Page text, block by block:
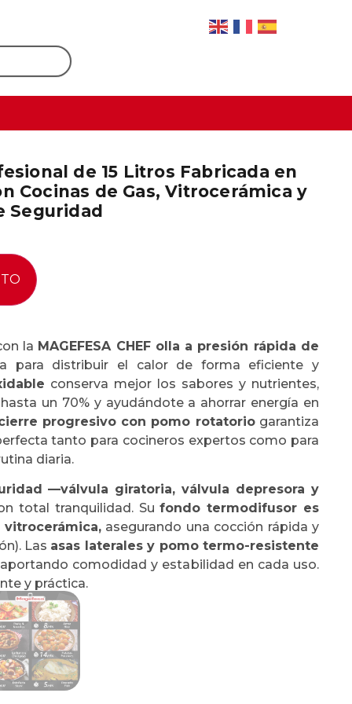
de 15 Litros Fabricada en
Cocinas de Gas, Vitrocerámica y
Seguridad
la MAGEFESA CHEF olla a presión rápida de
para distribuir el calor de forma eficiente y
conserva mejor los sabores y nutrientes,
un 70% y ayudándote a ahorrar energía en
progresivo con pomo rotatoriogarantiza
tanto para cocineros expertos como para
diaria.
—válvula giratoria, válvula depresora y
total tranquilidad. Sufondo termodifusor es
asegurando una cocción rápida y
Las asas laterales y pomo termo-resistente
comodidad y estabilidad en cada uso.
y práctica.